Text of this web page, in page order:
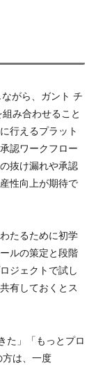
がら、ガント チ
み合わせること
行えるプラット
認ワークフロー
抜け漏れや承認
性向上が期待で
たるために初学
ルの策定と段階
ジェクトで試し
有しておくとス
た」「もっとプロ
方は、一度